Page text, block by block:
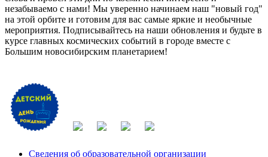
незабываемо с нами! Мы уверенно начинаем наш "новый год"
на этой орбите и готовим для вас самые яркие и необычные
мероприятия. Подписывайтесь на наши обновления и будьте в
курсе главных космических событий в городе вместе с
Большим новосибирским планетарием!
Сведения об образовательной организации